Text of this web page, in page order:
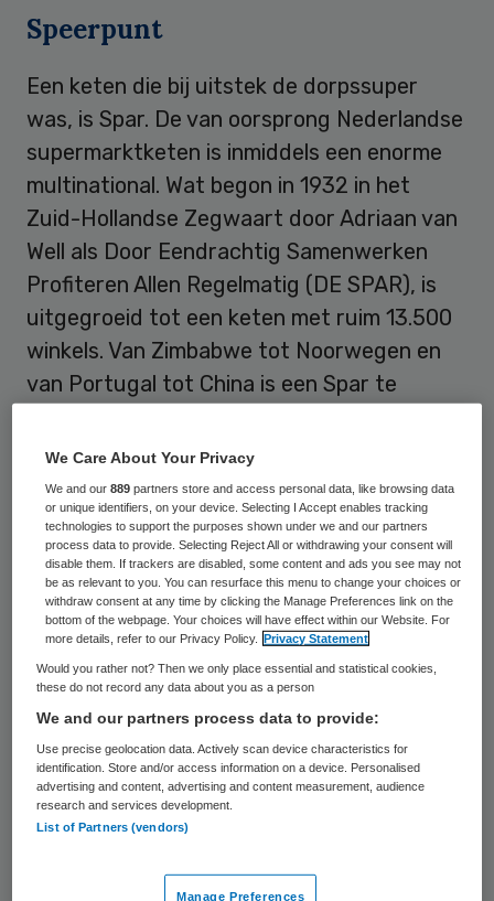
Speerpunt
Een keten die bij uitstek de dorpssuper
was, is Spar. De van oorsprong Nederlandse
supermarktketen is inmiddels een enorme
multinational. Wat begon in 1932 in het
Zuid-Hollandse Zegwaart door Adriaan van
Well als Door Eendrachtig Samenwerken
Profiteren Allen Regelmatig (DE SPAR), is
uitgegroeid tot een keten met ruim 13.500
winkels. Van Zimbabwe tot Noorwegen en
van Portugal tot China is een Spar te
van de buurtsuper blijvend omarmd.
Zo bevindt de keten zich ook vaak specifiek
in de regio’s waar door een krimpende
bevolking het niet altijd even makkelijk is om
een winkel gaande te houden. Gebieden
zoals Zeeuws-Vlaanderen, Zuid-Limburg en
regio’s in Noord-Nederland. Maar tegelijk
baarheid. Spar heeft daarom van de
strategie in krimpgebieden altijd een
speerpunt gemaakt.
Zo sloot toenmalig minister Stef Blok
We Care About Your Privacy
We and our889 partners store and access personal data, like browsing data
or unique identifiers, on your device. Selecting I Accept enables tracking
technologies to support the purposes shown under we and our partners
process data to provide. Selecting Reject All or withdrawing your consent will
disable them. If trackers are disabled, some content and ads you see may not
be as relevant to you. You can resurface this menu to change your choices or
withdraw consent at any time by clicking the Manage Preferences link on the
bottom of the webpage. Your choices will have effect within our Website. For
more details, refer to our Privacy Policy.
Privacy Statement
Would you rather not? Then we only place essential and statistical cookies,
these do not record any data about you as a person
We and our partners process data to provide:
Use precise geolocation data. Actively scan device characteristics for
identification. Store and/or access information on a device. Personalised
advertising and content, advertising and content measurement, audience
research and services development.
List of Partners (vendors)
Manage Preferences